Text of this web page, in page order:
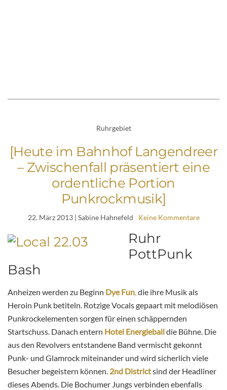
Ruhrgebiet
[Heute im Bahnhof Langendreer
– Zwischenfall präsentiert eine
ordentliche Portion
Punkrockmusik]
22. März 2013| Sabine Hahnefeld Keine Kommentare
Ruhr
PottPunk
Bash
Anheizen werden zu Beginn Dye Fun,die ihre Musik als
Heroin Punk betiteln. Rotzige Vocals gepaart mit melodiösen
Punkrockelementen sorgen für einen schäppernden
Startschuss. Danach entern Hotel Energieballdie Bühne. Die
aus den Revolvers entstandene Band vermischt gekonnt
Punk- und Glamrock miteinander und wird sicherlich viele
Besucher begeistern können. 2nd Districtsind der Headliner
dieses Abends. Die Bochumer Jungs verbinden ebenfalls